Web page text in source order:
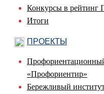
Конкурсы в
Итоги
ПРОЕКТЫ
«Профориентир»
Бережливый